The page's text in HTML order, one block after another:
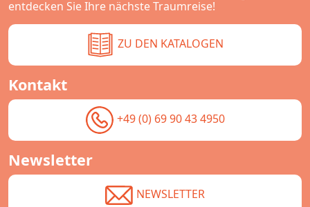
entdecken Sie Ihre nächste Traumreise!
ZU DEN KATALOGEN
Kontakt
+49 (0) 69 90 43 4950
Newsletter
NEWSLETTER